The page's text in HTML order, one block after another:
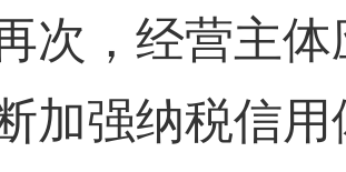
，经营主体
加强纳税信